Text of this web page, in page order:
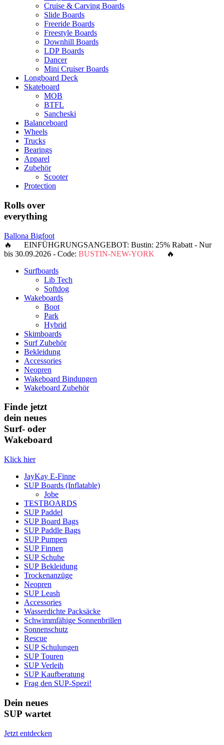
Cruise & Carving Boards
Slide Boards
Freeride Boards
Freestyle Boards
Downhill Boards
LDP Boards
Dancer
Mini Cruiser Boards
Longboard Deck
Skateboard
MOB
BTFL
Sancheski
Balanceboard
Wheels
Trucks
Bearings
Apparel
Zubehör
Scooter
Protection
Rolls over
everything
Ballona Bigfoot
🔥 EINFÜHGRUNGSANGEBOT: Bustin: 25% Rabatt - Nur
bis 30.09.2026 - Code: BUSTIN-NEW-YORK 🔥
Surfboards
Lib Tech
Softdog
Wakeboards
Boot
Park
Hybrid
Skimboards
Surf Zubehör
Bekleidung
Accessories
Neopren
Wakeboard Bindungen
Wakeboard Zubehör
Finde jetzt
dein neues
Surf- oder
Wakeboard
Klick hier
JayKay E-Finne
SUP Boards (Inflatable)
Jobe
TESTBOARDS
SUP Paddel
SUP Board Bags
SUP Paddle Bags
SUP Pumpen
SUP Finnen
SUP Schuhe
SUP Bekleidung
Trockenanzüge
Neopren
SUP Leash
Accessories
Wasserdichte Packsäcke
Schwimmfähige Sonnenbrillen
Sonnenschutz
Rescue
SUP Schulungen
SUP Touren
SUP Verleih
SUP Kaufberatung
Frag den SUP-Spezi!
Dein neues
SUP wartet
Jetzt entdecken